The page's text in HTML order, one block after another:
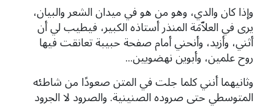
وإذا كان والدي، وهو من هو في ميدان الشعر والبيان،
يرى في العلاّمَة المنذر أستاذه الكبير، فيطيب لي أن
أثني، وأزيد، وأنحني أمام صفحة حبيبة تعانقت فيها
روح علمين، وأبوين نهضويين...
وثانيهما أنني كلما جلت في المتن صعودًا من شاطئه
المتوسطي حتى صروده الصنينية. والصرود لا الجرود